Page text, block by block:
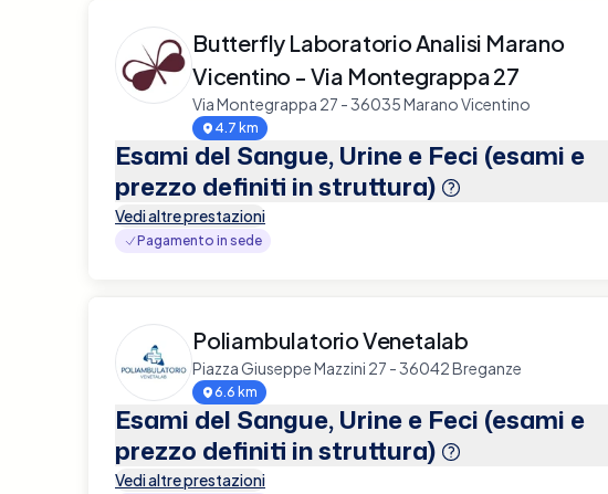
Butterfly Laboratorio Analisi Marano
Vicentino - Via Montegrappa 27
Via Montegrappa 27 - 36035 Marano Vicentino
4.7 km
Esami del Sangue, Urine e Feci (esami e
prezzo definiti in struttura)
Vedi altre prestazioni
Pagamento in sede
Poliambulatorio Venetalab
Piazza Giuseppe Mazzini 27 - 36042 Breganze
6.6 km
Esami del Sangue, Urine e Feci (esami e
prezzo definiti in struttura)
Vedi altre prestazioni